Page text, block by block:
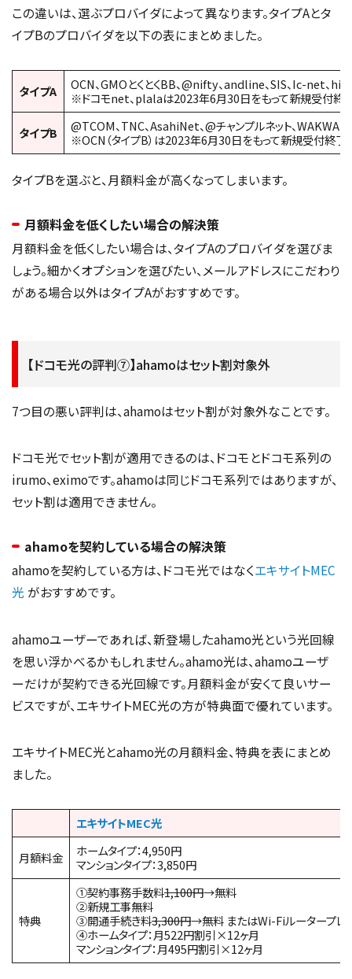
この違いは、選ぶプロバイダによって異なります。タイプAとタ
イプBのプロバイダを以下の表にまとめました。
タイプA
OCN、GMOとくとくBB、@nifty、andline、SIS、Ic-net、
※ドコモnet、plalaは2023年6月30日をもって新規受付終
タイプB
@TCOM、TNC、AsahiNet、@チャンプルネット、WAKWAK
※OCN（タイプB）は2023年6月30日をもって新規受付終了
タイプBを選ぶと、月額料金が高くなってしまいます。
月額料金を低くしたい場合の解決策
月額料金を低くしたい場合は、タイプAのプロバイダを選びま
しょう。細かくオプションを選びたい、メールアドレスにこだわり
がある場合以外はタイプAがおすすめです。
【ドコモ光の評判⑦】ahamoはセット割対象外
7つ目の悪い評判は、ahamoはセット割が対象外なことです。
ドコモ光でセット割が適用できるのは、ドコモとドコモ系列の
irumo、eximoです。ahamoは同じドコモ系列ではありますが、
セット割は適用できません。
ahamoを契約している場合の解決策
ahamoを契約している方は、ドコモ光ではなくエキサイトMEC
光 がおすすめです。
ahamoユーザーであれば、新登場したahamo光という光回線
を思い浮かべるかもしれません。ahamo光は、ahamoユーザ
ーだけが契約できる光回線です。月額料金が安くて良いサー
ビスですが、エキサイトMEC光の方が特典面で優れています。
エキサイトMEC光とahamo光の月額料金、特典を表にまとめ
ました。
エキサイトMEC光
月額料金
ホームタイプ：4,950円
マンションタイプ：3,850円
特典
①契約事務手数料1,100円→無料
②新規工事無料
③開通手続き料3,300円→無料 またはWi-Fiルータープレ
④ホームタイプ：月522円割引×12ヶ月
マンションタイプ：月495円割引×12ヶ月